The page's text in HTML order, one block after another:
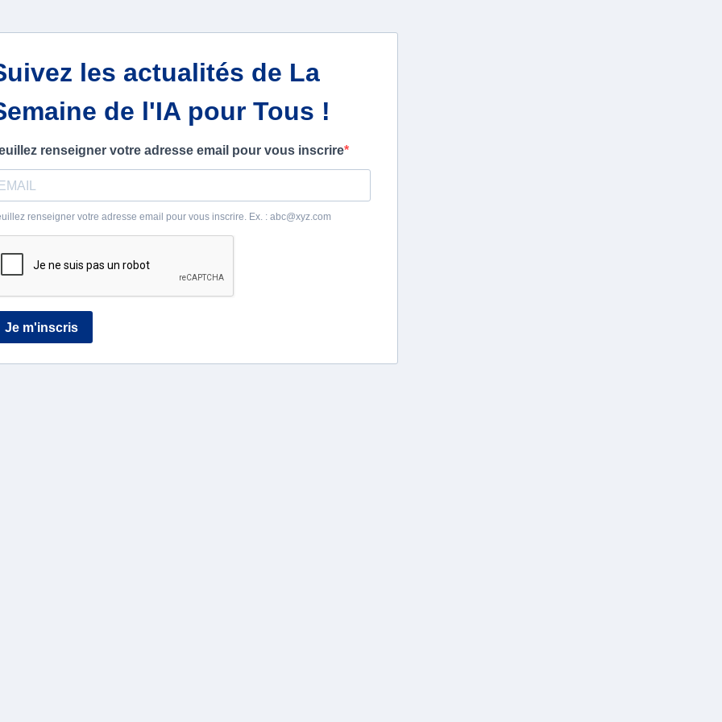
les actualités de La
de l'IA pour Tous !
renseigner votre adresse email pour vous inscrire
renseigner votre adresse email pour vous inscrire. Ex. : abc@xyz.com
Je m'inscris